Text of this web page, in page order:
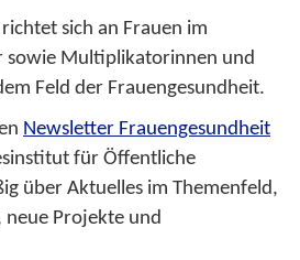
sich an Frauen im
sowie Multiplikatorinnen und
Feld der Frauengesundheit.
Newsletter Frauengesundheit
für Öffentliche
über Aktuelles im Themenfeld,
neue Projekte und